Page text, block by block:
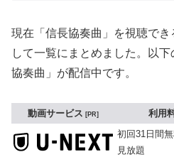
現在「信長協奏曲」を視聴で
して一覧にまとめました。以
協奏曲」が配信中です。
動画サービス PR 利用
初回31日間
見放題